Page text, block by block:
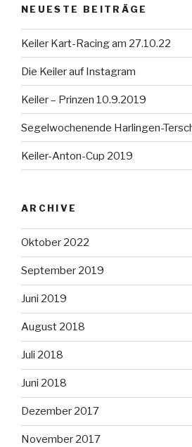
NEUESTE BEITRÄGE
Keiler Kart-Racing am 27.10.22
Die Keiler auf Instagram
Keiler – Prinzen 10.9.2019
Segelwochenende Harlingen-
Keiler-Anton-Cup 2019
ARCHIVE
Oktober 2022
September 2019
Juni 2019
August 2018
Juli 2018
Juni 2018
Dezember 2017
November 2017